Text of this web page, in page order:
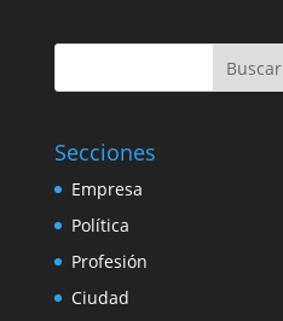
Buscar
Secciones
Empresa
Política
Profesión
Ciudad